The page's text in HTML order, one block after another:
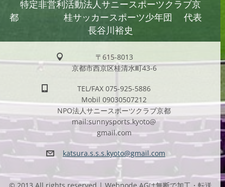
特定非営利活動法人サニースポーツクラブ京
都 桂サッカースポーツ少年団 代表
長谷川裕史
〒615-8013
京都市西京区桂清水町43-6
TEL/FAX 075-925-5886
Mobil 09030507212
NPO法人サニースポーツクラブ京都
mail:sunnysports.kyoto@
gmail.com
katsura.s.s.s.kyoto@gmail.com